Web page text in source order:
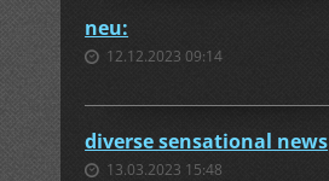
neu:
12.12.2023 09:14
diverse sensational news
13.03.2023 15:48